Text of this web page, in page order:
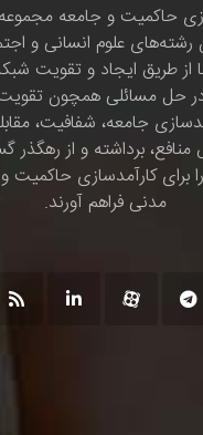
حاکمیت و جامعه
رشته‌های علوم انسانی و
از طریق ایجاد و تقویت
در حل مسائلی همچون
جامعه، شفافیت،
منافع، برداشته و از
برای کارآمدسازی
مدنی فراهم آورند.